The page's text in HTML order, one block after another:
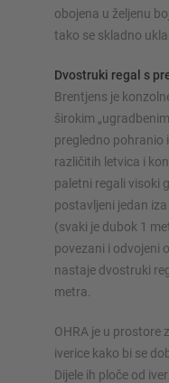
obojena u željenu
tako se skladno
Dvostruki regal s
Brentjens je
širokim
pregledno pohranio
različitih letvica i
paletni regali visoki
postavljeni jedan
(svaki je dubok 1
povezani i odvojeni
nastaje dvostruki
metra.
OHRA je u prostore
iverice kako bi se
Dijele ih ploče od
Konfiguriraj policu